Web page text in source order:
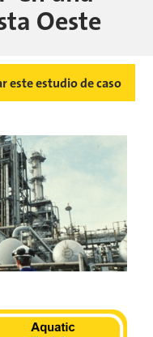
Oeste
este estudio de caso